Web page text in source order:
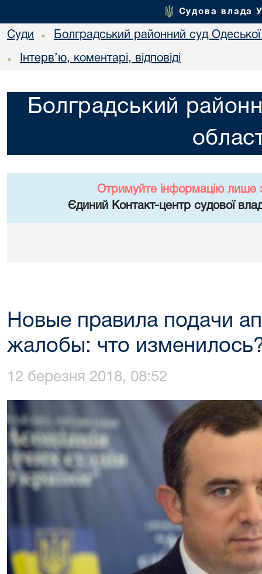
Судова влада
Суди • Болградський районний суд Одеської
• Інтерв’ю, коментарі, відповіді
Болградський
Отримуйте інформацію лише
Єдиний Контакт-центр судової
Новые правила подачи
жалобы: что
12 березня 2018, 08:52